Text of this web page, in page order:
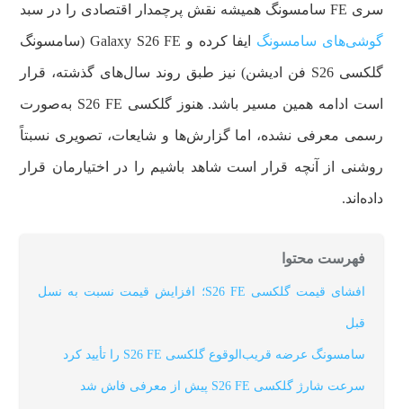
سری FE سامسونگ همیشه نقش پرچمدار اقتصادی را در سبد
گوشی‌های سامسونگ ایفا کرده و Galaxy S26 FE (سامسونگ
گلکسی S26 فن ادیشن) نیز طبق روند سال‌های گذشته، قرار
است ادامه همین مسیر باشد. هنوز گلکسی S26 FE به‌صورت
رسمی معرفی نشده، اما گزارش‌ها و شایعات، تصویری نسبتاً
روشنی از آنچه قرار است شاهد باشیم را در اختیارمان قرار
داده‌اند.
فهرست محتوا
افشای قیمت گلکسی S26 FE؛ افزایش قیمت نسبت به نسل
قبل
سامسونگ عرضه قریب‌الوقوع گلکسی S26 FE را تأیید کرد
سرعت شارژ گلکسی S26 FE پیش از معرفی فاش شد